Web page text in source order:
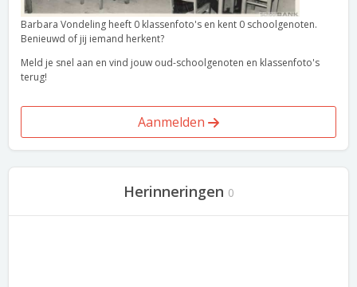
Barbara Vondeling heeft 0 klassenfoto's en kent 0 schoolgenoten.
Benieuwd of jij iemand herkent?
Meld je snel aan en vind jouw oud-schoolgenoten en klassenfoto's
terug!
Aanmelden
Herinneringen 0